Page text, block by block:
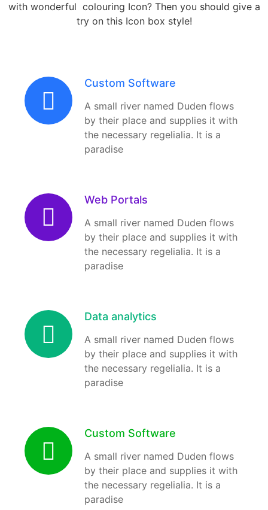
with wonderful colouring Icon? Then you should give a
try on this Icon box style!
Custom Software
A small river named Duden flows
by their place and supplies it with
the necessary regelialia. It is a
paradise
Web Portals
A small river named Duden flows
by their place and supplies it with
the necessary regelialia. It is a
paradise
Data analytics
A small river named Duden flows
by their place and supplies it with
the necessary regelialia. It is a
paradise
Custom Software
A small river named Duden flows
by their place and supplies it with
the necessary regelialia. It is a
paradise